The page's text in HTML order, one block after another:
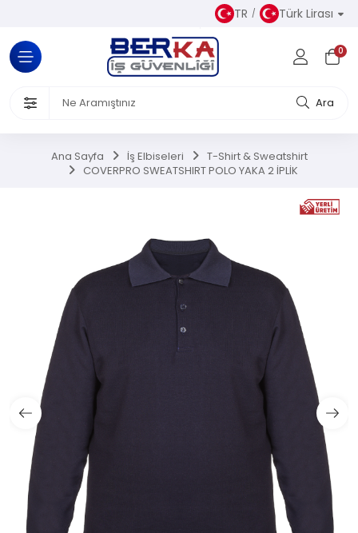
TR Türk Lirası
0
Ara
Kıyafetler
Ürünleri
Ana Sayfa İş Elbiseleri
T-Shirt & Sweatshirt
COVERPRO SWEATSHIRT POLO YAKA 2 İPLİK